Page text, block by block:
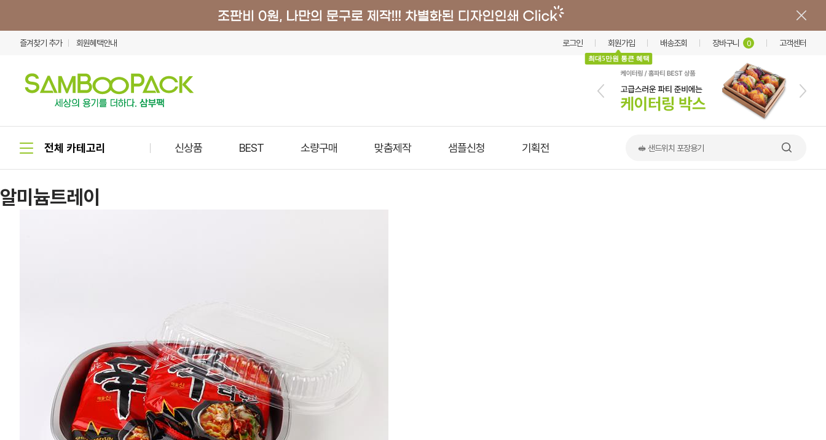
즐겨찾기 추가 회원혜택안내 로그인 회원가입
최대5만원 통큰 혜택
배송조회 장바구니 0 고객센터
신상품 BEST 소량구매 맞춤제작 샘플신청 기획전 🥪 샌드위치 포장용기
알미늄트레이